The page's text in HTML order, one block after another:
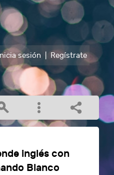
Inicia sesión Regístrate
inglés con
Blanco